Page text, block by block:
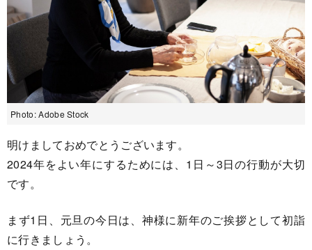
Photo: Adobe Stock
明けましておめでとうございます。
2024年をよい年にするためには、1日～3日の行動が大切
です。
まず1日、元旦の今日は、神様に新年のご挨拶として初詣
に行きましょう。